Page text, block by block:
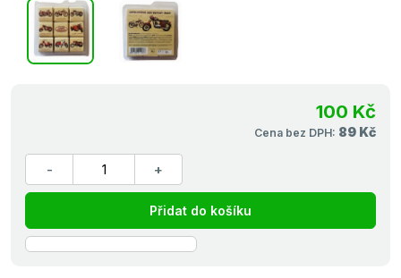
100 Kč
Cena bez DPH: 89 Kč
Přidat do košíku